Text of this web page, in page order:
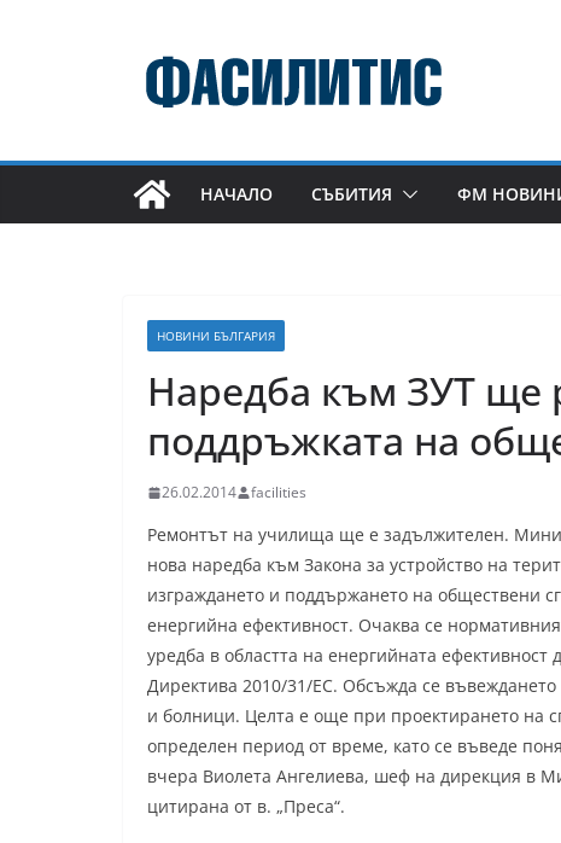
НАЧАЛО СЪБИТИЯ ФМ
НОВИНИ БЪЛГАРИЯ
Наредба към ЗУТ ще
поддръжката на
26.02.2014 facilities
Ремонтът на училища ще е задължителен.
нова наредба към Закона за устройство на
изграждането и поддържането на обществени
енергийна ефективност. Очаква се
уредба в областта на енергийната
Директива 2010/31/ЕС. Обсъжда се
и болници. Целта е още при проектирането на
определен период от време, като се въведе
вчера Виолета Ангелиева, шеф на дирекция в
цитирана от в. „Преса“.